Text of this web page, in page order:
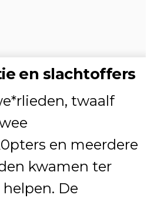
en slachtoffers
twaalf
en meerdere
kwamen ter
De